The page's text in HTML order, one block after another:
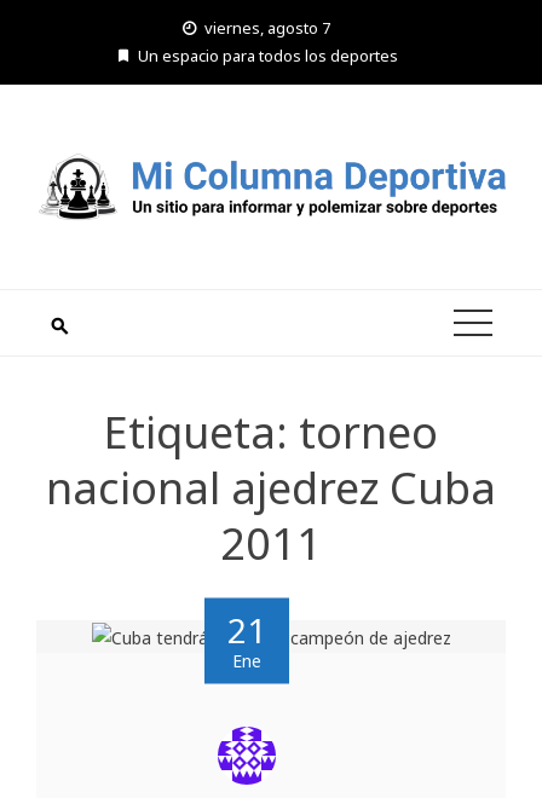
viernes, agosto 7
Un espacio para todos los deportes
Etiqueta: torneo
nacional ajedrez Cuba
2011
21
Ene